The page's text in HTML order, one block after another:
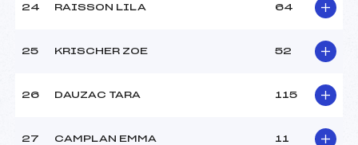
24 RAISSON LILA 64
25 KRISCHER ZOE 52
26 DAUZAC TARA 115
27 CAMPLAN EMMA 11